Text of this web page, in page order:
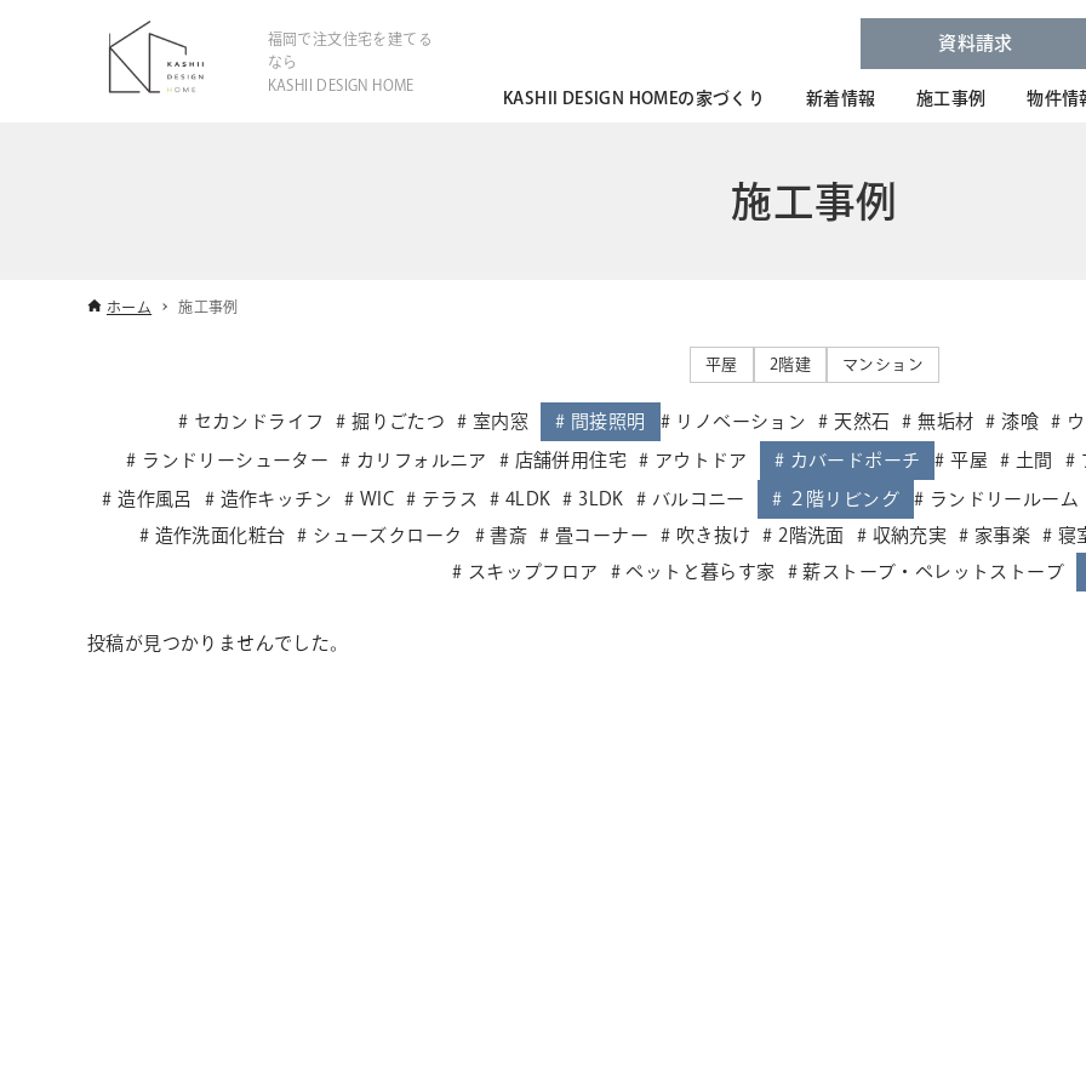
福岡で注文住宅を建てる
なら
KASHII DESIGN HOME
資料請求
KASHII DESIGN HOMEの家づくり 新着情報 施工事例 物件情
施工事例
ホーム 施工事例
平屋 2階建 マンション
セカンドライフ 掘りごたつ 室内窓 間接照明 リノベーション 天然石 無垢材 漆喰
ランドリーシューター カリフォルニア 店舗併用住宅 アウトドア カバードポーチ 平屋 土間
造作風呂 造作キッチン WIC テラス 4LDK 3LDK バルコニー ２階リビング
ランドリールーム
造作洗面化粧台
シューズクローク 書斎 畳コーナー 吹き抜け 2階洗面 収納充実 家事楽
寝
スキップフロア
ペットと暮らす家 薪ストーブ・ペレットストーブ
投稿が見つかりませんでした。